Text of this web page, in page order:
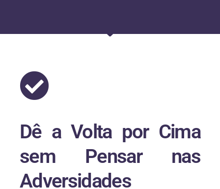
Dê a Volta por Cima
sem Pensar nas
Adversidades